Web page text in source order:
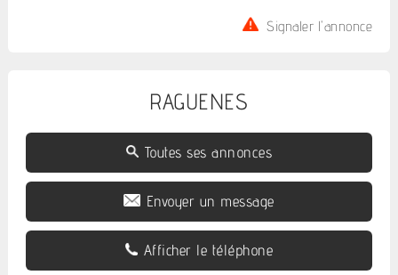
Signaler l'annonce
RAGUENES
Toutes ses annonces
Envoyer un message
Afficher le téléphone